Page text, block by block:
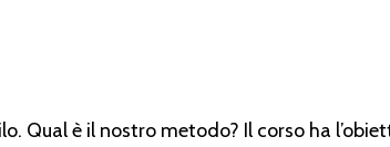
Qual è il nostro metodo? Il corso ha